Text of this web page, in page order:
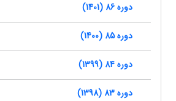
دوره 86 (1401)
دوره 85 (1400)
دوره 84 (1399)
دوره 83 (1398)